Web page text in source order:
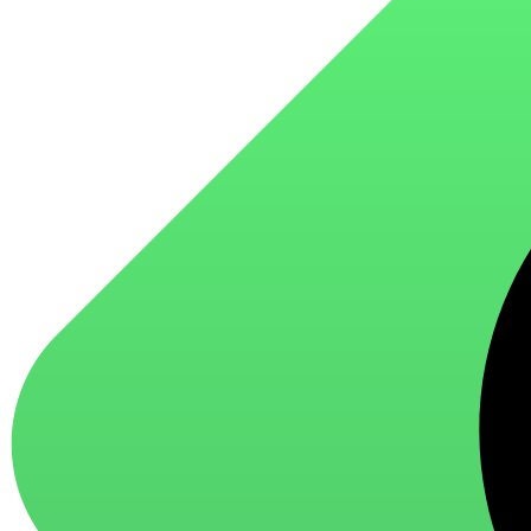
для ароматизации и нейтрализации запахов
для стирки и ухода за тканями
для ковров и текстильных изделий
специализированные чистящие средства
универсальные чистящие средства
дезинфицирующие средства
Автохимия и автокосметика
автоэмали
аэрозольные смазки